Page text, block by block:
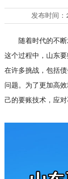
发布时间：
随着时代的不断
这个过程中，山东
在许多挑战，包括
问题。为了更加高
己的要账技术，应对